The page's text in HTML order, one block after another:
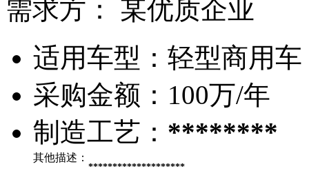
需求方：
某优质企业
适用车型： 轻型商用
采购金额： 100万/年
制造工艺： ********
其他描述：
********************